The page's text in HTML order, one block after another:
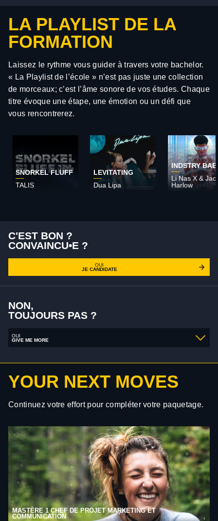
LA PLAYLIST DE LA
FORMATION
Laissez le rythme vous guider à travers votre bachelor.
« La Playlist de l’école » n’est pas juste une collection
de morceaux; c’est l’âme sonore de vos études. Chaque
titre évoque une étape, une émotion ou un défi que
vous rencontrerez.
SNORKEL FLUFF
TALIS
LEVITATING
Dua Lipa
INDSTRY
Li Nas X &
Harlow
C'EST BON ?
CONVAINCU•E ?
OUI
JE CANDIDATE
NON,
TOUJOURS PAS ?
OUI
GIVE ME MORE
YOUR NEXT MOVES
Continuez votre effort pour compléter votre paquetage.
MASTÈRE 1 CHEF DE PROJET MARKETING ET
COMMUNICATION